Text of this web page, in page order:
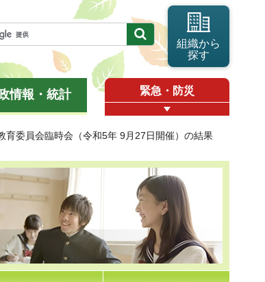
組織から
探す
情報・統計 緊急・防災
育委員会臨時会（令和5年 9月27日開催）の結果